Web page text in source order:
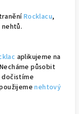
Rocklacu,
aplikujeme na
působit
dočistíme
nehtový